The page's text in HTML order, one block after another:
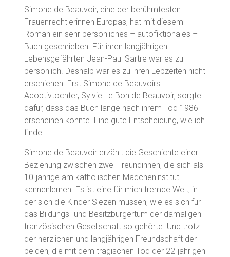
Simone de Beauvoir, eine der berühmtesten
Frauenrechtlerinnen Europas, hat mit diesem
Roman ein sehr persönliches – autofiktionales –
Buch geschrieben. Für ihren langjährigen
Lebensgefährten Jean-Paul Sartre war es zu
persönlich. Deshalb war es zu ihren Lebzeiten nicht
erschienen. Erst Simone de Beauvoirs
Adoptivtochter, Sylvie Le Bon de Beauvoir, sorgte
dafür, dass das Buch lange nach ihrem Tod 1986
erscheinen konnte. Eine gute Entscheidung, wie ich
finde.
Simone de Beauvoir erzählt die Geschichte einer
Beziehung zwischen zwei Freundinnen, die sich als
10-jährige am katholischen Mädcheninstitut
kennenlernen. Es ist eine für mich fremde Welt, in
der sich die Kinder Siezen müssen, wie es sich für
das Bildungs- und Besitzbürgertum der damaligen
französischen Gesellschaft so gehörte. Und trotz
der herzlichen und langjährigen Freundschaft der
beiden, die mit dem tragischen Tod der 22-jährigen